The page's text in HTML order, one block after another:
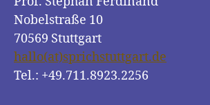
Nobelstraße 10
70569 Stuttgart
hallo(at)sprichstuttgart.de
Tel.: +49.711.8923.2256